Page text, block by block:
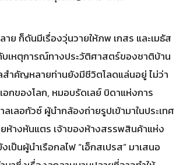
าย ก็ดันมีเรื่องวุ่นวายให้ภพ เกสร และเมธัส
เหตุการณ์ทางประวัติศาสตร์ของชาติบ้าน
สำคัญหลายท่านยังมีชีวิตโลดแล่นอยู่ ไม่ว่า
อกของโลก, หมอบรัดเลย์ บิดาแห่งการ
เลอกัวซ์ ผู้นำกล้องถ่ายรูปเข้ามาในประเทศ
ห้างหันแตร เจ้าของห้างสรรพสินค้าแห่ง
เป็นผู้นำเรือกลไฟ “เอ็กสเปรส” มาเสนอ